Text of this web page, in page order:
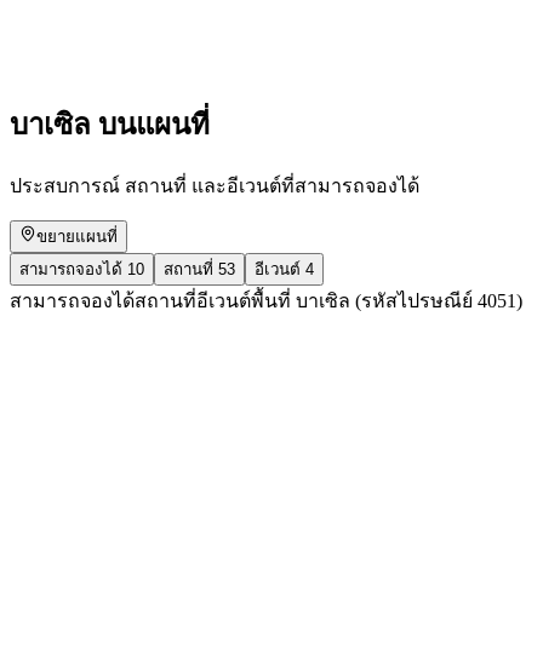
บาเซิล บนแผนที่
ประสบการณ์ สถานที่ และอีเวนต์ที่สามารถจองได้
ขยายแผนที่
สามารถจองได้ 10 สถานที่ 53 อีเวนต์ 4
สามารถจองได้สถานที่อีเวนต์พื้นที่ บาเซิล (รหัสไปรษณีย์ 4051)